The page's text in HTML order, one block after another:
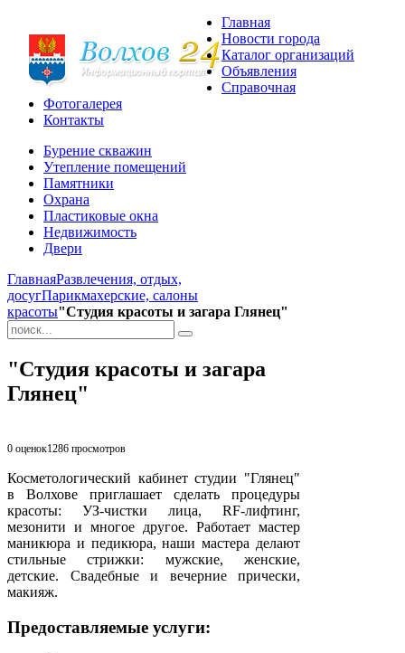
Главная
Новости города
Каталог организаций
Объявления
Справочная
Фотогалерея
Контакты
Бурение скважин
Утепление помещений
Памятники
Охрана
Пластиковые окна
Недвижимость
Двери
ГлавнаяРазвлечения, отдых,
досугПарикмахерские, салоны
красоты"Студия красоты и загара Глянец"
"Студия красоты и загара
Глянец"
0 оценок1286 просмотров
Косметологический кабинет студии "Глянец"
в Волхове приглашает сделать процедуры
красоты: УЗ-чистки лица, RF-лифтинг,
мезонити и многое другое. Работает мастер
маникюра и педикюра, наши мастера делают
стильные стрижки: мужские, женские,
детские. Свадебные и вечерние прически,
макияж.
Предоставляемые услуги: